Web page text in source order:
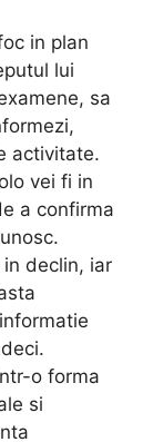
in plan
lui
sa
activitate.
vei fi in
a confirma
in declin, iar
o forma
si